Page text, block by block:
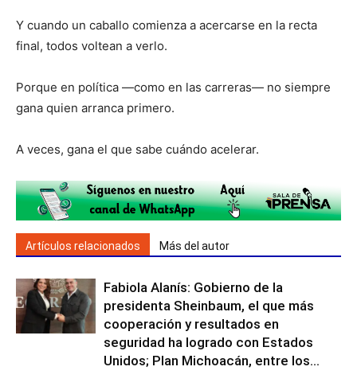
Y cuando un caballo comienza a acercarse en la recta
final, todos voltean a verlo.
Porque en política —como en las carreras— no siempre
gana quien arranca primero.
A veces, gana el que sabe cuándo acelerar.
Artículos relacionados Más del autor
Fabiola Alanís: Gobierno de la
presidenta Sheinbaum, el que más
cooperación y resultados en
seguridad ha logrado con Estados
Unidos; Plan Michoacán, entre los...